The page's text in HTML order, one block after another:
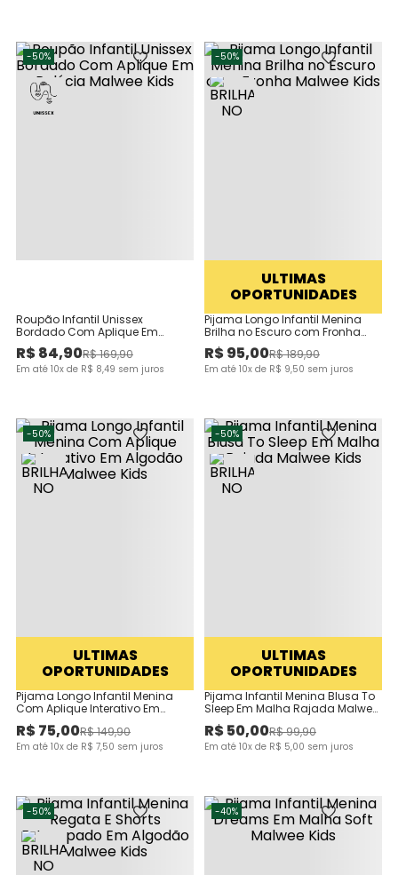
-50%
Roupão Infantil Unissex
Bordado Com Aplique Em
Pelúcia Malwee Kids
R$84,90R$169,90
Em até 10x de R$ 8,49 sem juros
-50%
ULTIMAS
OPORTUNIDADES
Pijama Longo Infantil Menina
Brilha no Escuro com Fronha
Malwee Kids
R$95,00R$189,90
Em até 10x de R$ 9,50 sem juros
-50%
ULTIMAS
OPORTUNIDADES
Pijama Longo Infantil Menina
Com Aplique Interativo Em
Algodão Malwee Kids
R$75,00R$149,90
Em até 10x de R$ 7,50 sem juros
-50%
ULTIMAS
OPORTUNIDADES
Pijama Infantil Menina Blusa To
Sleep Em Malha Rajada Malwee
Kids
R$50,00R$99,90
Em até 10x de R$ 5,00 sem juros
-50% -40%